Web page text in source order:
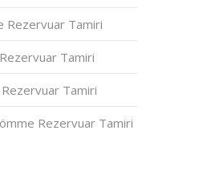
Rezervuar Tamiri
Tamiri
Tamiri
Rezervuar Tamiri